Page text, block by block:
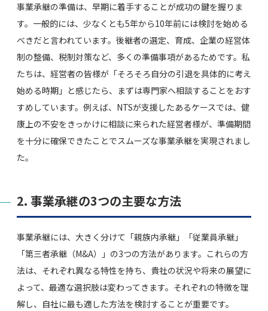
事業承継の準備は、早期に着手することが成功の鍵を握りま
す。一般的には、少なくとも5年から10年前には検討を始める
べきだと言われています。後継者の選定、育成、企業の経営体
制の整備、税制対策など、多くの準備事項があるためです。私
たちは、経営者の皆様が「そろそろ自分の引退を具体的に考え
始める時期」と感じたら、まずは専門家へ相談することをおす
すめしています。例えば、NTSが支援したあるケースでは、健
康上の不安をきっかけに相談に来られた経営者様が、準備期間
を十分に確保できたことでスムーズな事業承継を実現されまし
た。
2. 事業承継の3つの主要な方法
事業承継には、大きく分けて「親族内承継」「従業員承継」
「第三者承継（M&A）」の3つの方法があります。これらの方
法は、それぞれ異なる特性を持ち、貴社の状況や将来の展望に
よって、最適な選択肢は変わってきます。それぞれの特徴を理
解し、自社に最も適した方法を検討することが重要です。